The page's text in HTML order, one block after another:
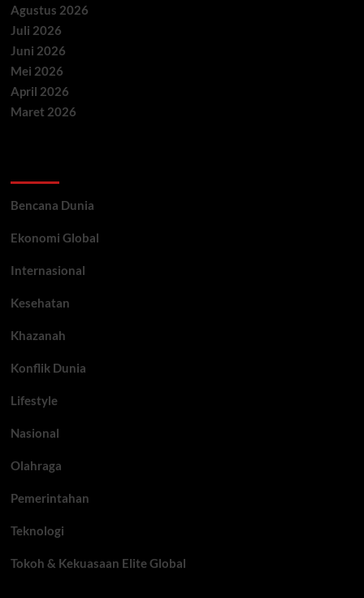
Agustus 2026
Juli 2026
Juni 2026
Mei 2026
April 2026
Maret 2026
Bencana Dunia
Ekonomi Global
Internasional
Kesehatan
Khazanah
Konflik Dunia
Lifestyle
Nasional
Olahraga
Pemerintahan
Teknologi
Tokoh & Kekuasaan Elite Global